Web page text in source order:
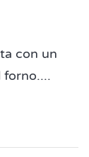
con un
forno....